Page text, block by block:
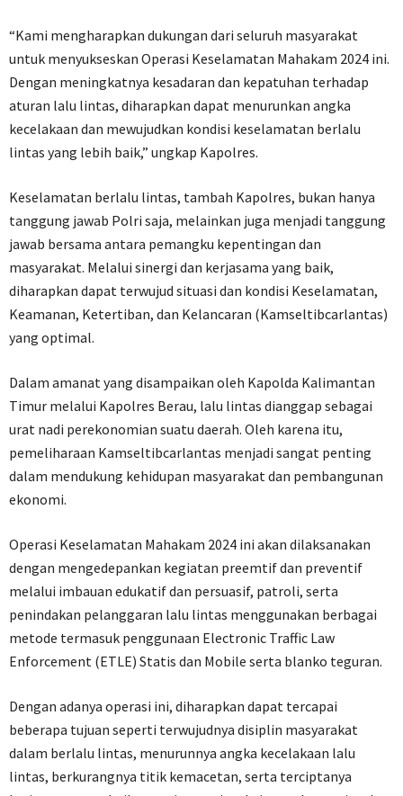
“Kami mengharapkan dukungan dari seluruh masyarakat
untuk menyukseskan Operasi Keselamatan Mahakam 2024 ini.
Dengan meningkatnya kesadaran dan kepatuhan terhadap
aturan lalu lintas, diharapkan dapat menurunkan angka
kecelakaan dan mewujudkan kondisi keselamatan berlalu
lintas yang lebih baik,” ungkap Kapolres.
Keselamatan berlalu lintas, tambah Kapolres, bukan hanya
tanggung jawab Polri saja, melainkan juga menjadi tanggung
jawab bersama antara pemangku kepentingan dan
masyarakat. Melalui sinergi dan kerjasama yang baik,
diharapkan dapat terwujud situasi dan kondisi Keselamatan,
Keamanan, Ketertiban, dan Kelancaran (Kamseltibcarlantas)
yang optimal.
Dalam amanat yang disampaikan oleh Kapolda Kalimantan
Timur melalui Kapolres Berau, lalu lintas dianggap sebagai
urat nadi perekonomian suatu daerah. Oleh karena itu,
pemeliharaan Kamseltibcarlantas menjadi sangat penting
dalam mendukung kehidupan masyarakat dan pembangunan
ekonomi.
Operasi Keselamatan Mahakam 2024 ini akan dilaksanakan
dengan mengedepankan kegiatan preemtif dan preventif
melalui imbauan edukatif dan persuasif, patroli, serta
penindakan pelanggaran lalu lintas menggunakan berbagai
metode termasuk penggunaan Electronic Traffic Law
Enforcement (ETLE) Statis dan Mobile serta blanko teguran.
Dengan adanya operasi ini, diharapkan dapat tercapai
beberapa tujuan seperti terwujudnya disiplin masyarakat
dalam berlalu lintas, menurunnya angka kecelakaan lalu
lintas, berkurangnya titik kemacetan, serta terciptanya